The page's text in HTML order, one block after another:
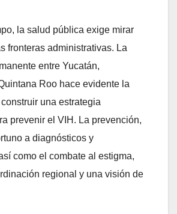
la salud pública exige mirar
fronteras administrativas. La
entre Yucatán,
Roo hace evidente la
una estrategia
prevenir el VIH. La prevención,
a diagnósticos y
como el combate al estigma,
regional y una visión de